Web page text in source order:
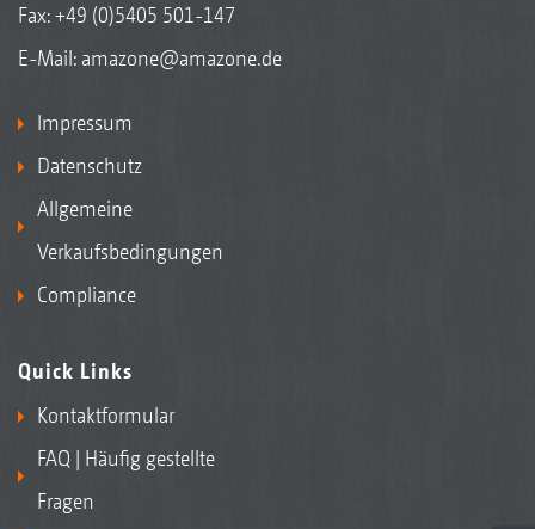
Fax: +49 (0)5405 501-147
E-Mail: amazone@amazone.de
Impressum
Datenschutz
Allgemeine
Verkaufsbedingungen
Compliance
Quick Links
Kontaktformular
FAQ | Häufig gestellte
Fragen